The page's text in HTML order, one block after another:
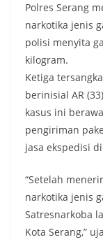
Polres Serang
narkotika jenis
polisi menyita
kilogram.
Ketiga
berinisial AR
kasus ini
pengiriman
jasa ekspedisi
“Setelah
narkotika jenis
Satresnarkoba
Kota Serang,”